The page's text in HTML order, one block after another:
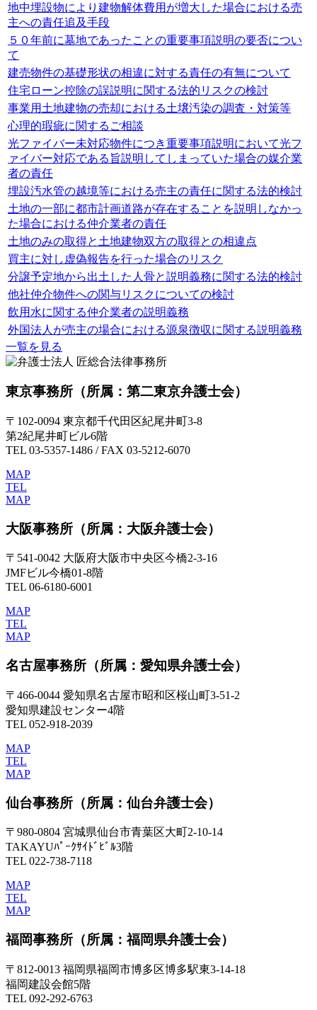
地中埋設物により建物解体費用が増大した場合における売
主への責任追及手段
５０年前に墓地であったことの重要事項説明の要否につい
て
建売物件の基礎形状の相違に対する責任の有無について
住宅ローン控除の誤説明に関する法的リスクの検討
事業用土地建物の売却における土壌汚染の調査・対策等
心理的瑕疵に関するご相談
光ファイバー未対応物件につき重要事項説明において光フ
ァイバー対応である旨説明してしまっていた場合の媒介業
者の責任
埋設汚水管の越境等における売主の責任に関する法的検討
土地の一部に都市計画道路が存在することを説明しなかっ
た場合における仲介業者の責任
土地のみの取得と土地建物双方の取得との相違点
買主に対し虚偽報告を行った場合のリスク
分譲予定地から出土した人骨と説明義務に関する法的検討
他社仲介物件への関与リスクについての検討
飲用水に関する仲介業者の説明義務
外国法人が売主の場合における源泉徴収に関する説明義務
一覧を見る
東京事務所 （所属：第二東京弁護士会）
〒102-0094 東京都千代田区紀尾井町3-8
第2紀尾井町ビル6階
TEL 03-5357-1486 / FAX 03-5212-6070
MAP
TEL
MAP
大阪事務所 （所属：大阪弁護士会）
〒541-0042 大阪府大阪市中央区今橋2-3-16
JMFビル今橋01-8階
TEL 06-6180-6001
MAP
TEL
MAP
名古屋事務所 （所属：愛知県弁護士会）
〒466-0044 愛知県名古屋市昭和区桜山町3-51-2
愛知県建設センター4階
TEL 052-918-2039
MAP
TEL
MAP
仙台事務所 （所属：仙台弁護士会）
〒980-0804 宮城県仙台市青葉区大町2-10-14
TAKAYUﾊﾟｰｸｻｲﾄﾞﾋﾞﾙ3階
TEL 022-738-7118
MAP
TEL
MAP
福岡事務所 （所属：福岡県弁護士会）
〒812-0013 福岡県福岡市博多区博多駅東3-14-18
福岡建設会館5階
TEL 092-292-6763